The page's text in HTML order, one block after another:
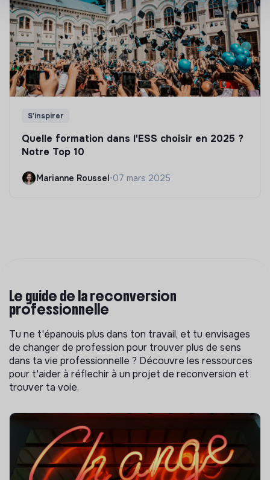
S'inspirer
Quelle formation dans l'ESS choisir en 2025 ?
Notre Top 10
Marianne Roussel•07 mars 2025
Le guide de la reconversion
professionnelle
Tu ne t'épanouis plus dans ton travail, et tu envisages
de changer de profession pour trouver plus de sens
dans ta vie professionnelle ? Découvre les ressources
pour t'aider à réflechir à un projet de reconversion et
trouver ta voie.